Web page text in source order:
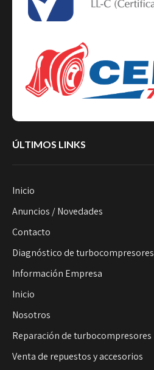
ÚLTIMOS LINKS
Inicio
Anuncios / Novedades
Contacto
Diagnóstico de turbocompresores
Información Empresa
Inicio
Nosotros
Reparación de turbocompresores
Venta de repuestos y accesorios